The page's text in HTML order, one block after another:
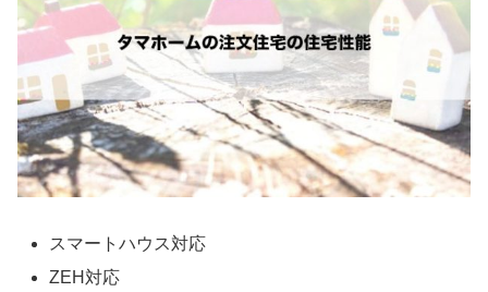
スマートハウス対応
ZEH対応